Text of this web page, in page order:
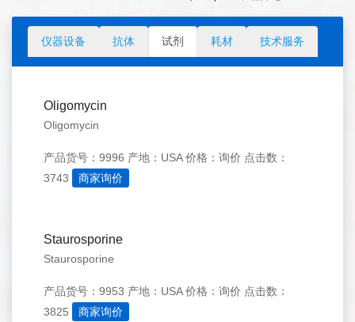
仪器设备 抗体 试剂 耗材 技术服务
Oligomycin
Oligomycin
产品货号：9996 产地：USA 价格：询价 点击数：
3743
商家询价
Staurosporine
Staurosporine
产品货号：9953 产地：USA 价格：询价 点击数：
3825
商家询价